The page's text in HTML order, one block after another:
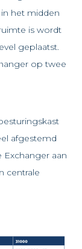
het midden
is wordt
geplaatst.
op twee
afgestemd
aan
centrale